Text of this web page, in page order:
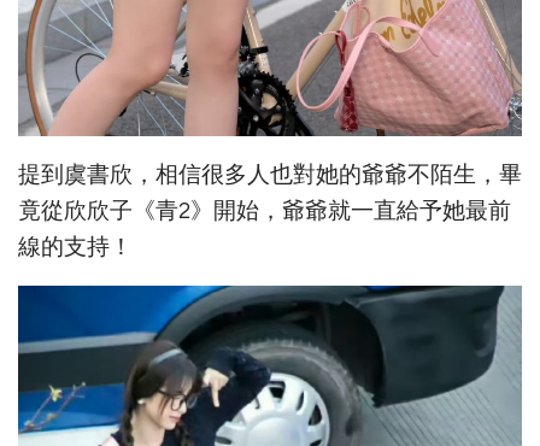
提到虞書欣，相信很多人也對她的爺爺不陌生，畢
竟從欣欣子《青2》開始，爺爺就一直給予她最前
線的支持！